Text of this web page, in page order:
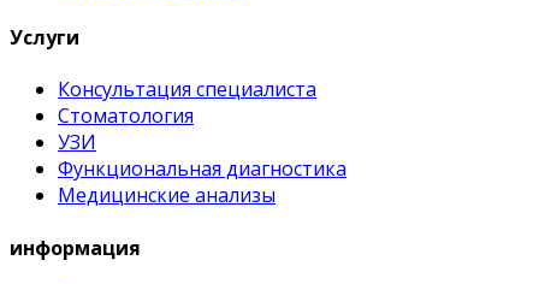
Услуги
Консультация специалиста
Стоматология
УЗИ
Функциональная диагностика
Медицинские анализы
информация